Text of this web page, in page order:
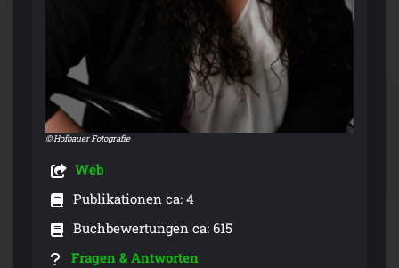
© Hofbauer Fotografie
Web
Publikationen ca: 4
Buchbewertungen ca: 615
Fragen & Antworten